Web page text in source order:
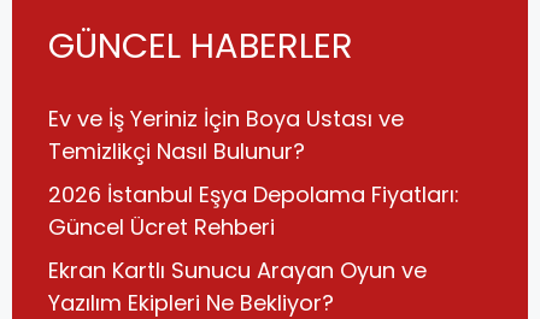
GÜNCEL HABERLER
Ev ve İş Yeriniz İçin Boya Ustası ve
Temizlikçi Nasıl Bulunur?
2026 İstanbul Eşya Depolama Fiyatları:
Güncel Ücret Rehberi
Ekran Kartlı Sunucu Arayan Oyun ve
Yazılım Ekipleri Ne Bekliyor?